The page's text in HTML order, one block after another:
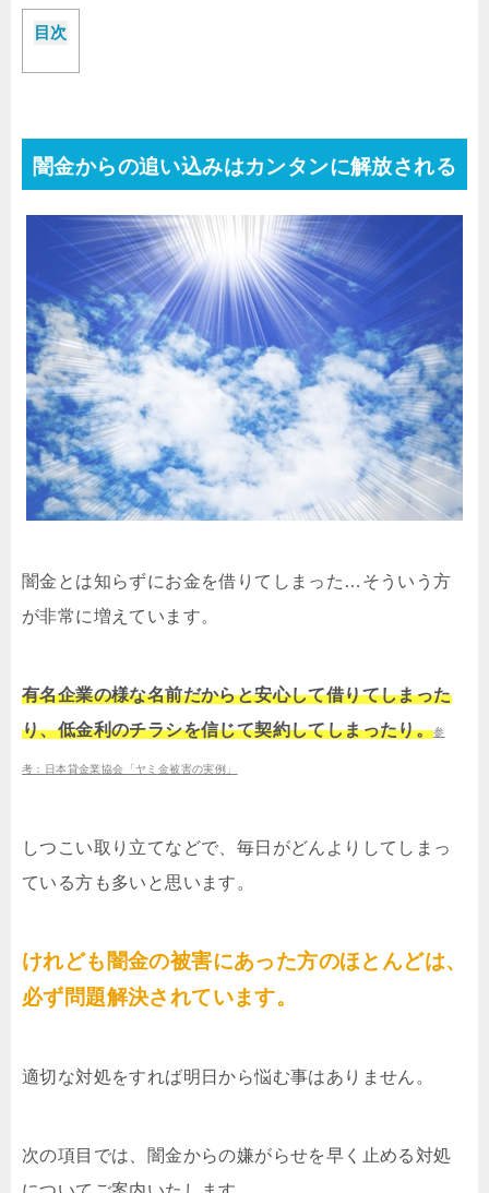
目次
闇金からの追い込みはカンタンに解放される
闇金とは知らずにお金を借りてしまった…そういう方
が非常に増えています。
有名企業の様な名前だからと安心して借りてしまった
り、低金利のチラシを信じて契約してしまったり。参
考：日本貸金業協会「ヤミ金被害の実例」
しつこい取り立てなどで、毎日がどんよりしてしまっ
ている方も多いと思います。
けれども闇金の被害にあった方のほとんどは、
必ず問題解決されています。
適切な対処をすれば明日から悩む事はありません。
次の項目では、闇金からの嫌がらせを早く止める対処